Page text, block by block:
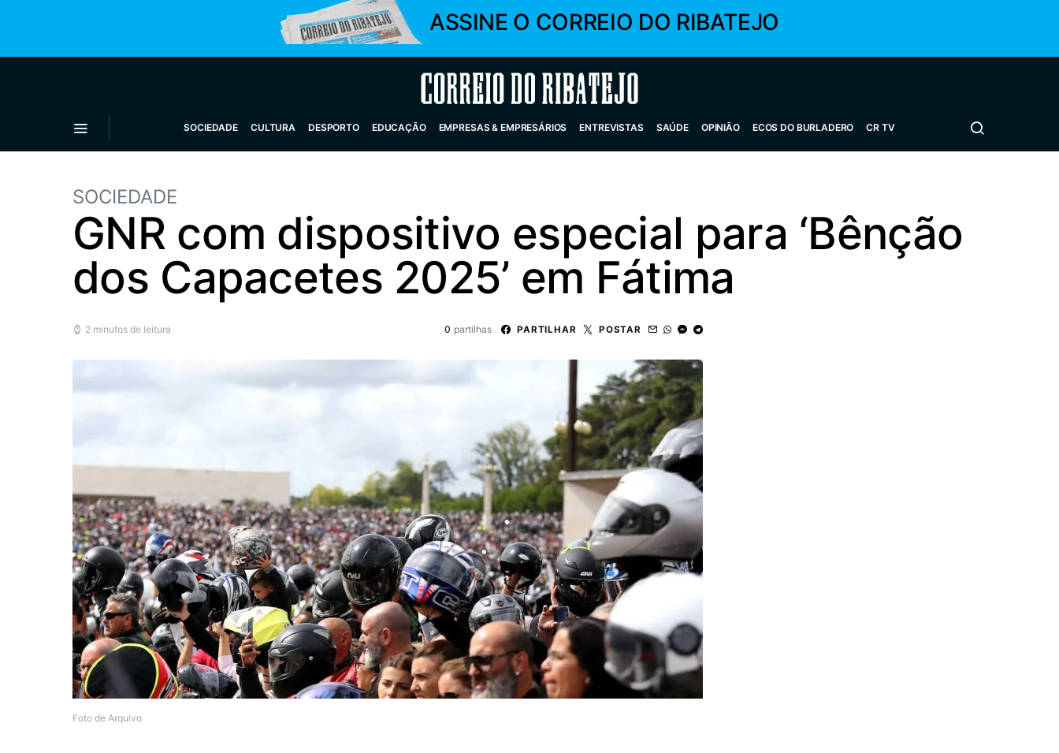
ASSINE O CORREIO DO RIBATEJO
Correio do Ribatejo
SOCIEDADE CULTURA DESPORTO EDUCAÇÃO EMPRESAS & EMPRESÁRIOS ENTREVISTAS SAÚDE OPINIÃO ECOS DO BURLADERO CR TV
SOCIEDADE
GNR com dispositivo especial para ‘Bênção
dos Capacetes 2025’ em Fátima
2 minutos de leitura 0 partilhas PARTILHAR POSTAR
Foto de Arquivo